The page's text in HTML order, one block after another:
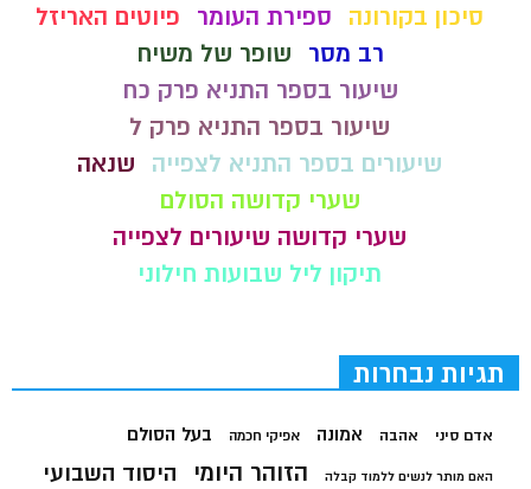
סיכון בקורונה
ספירת העומר
פיוטים האריזל
רב מסר
שופר של משיח
שיעור בספר התניא פרק כח
שיעור בספר התניא פרק ל
שיעורים בספר התניא לצפייה
שנאה
שערי קדושה הסולם
שערי קדושה שיעורים לצפייה
תיקון ליל שבועות חילוני
תגיות נבחרות
אדם סיני אהבה אמונה אפיקי חכמה בעל הסולם
האם מותר לנשים ללמוד קבלה הזוהר היומי היסוד השבועי